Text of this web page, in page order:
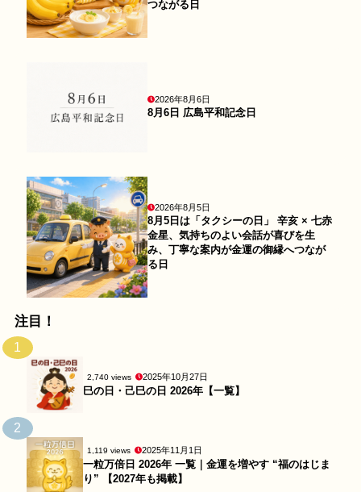
つながる日
2026年8月6日
8月6日 広島平和記念日
2026年8月5日
8月5日は「タクシーの日」 辛亥 × 七赤
金星、気持ちのよい会話が喜びを生
み、丁寧な案内が金運の御縁へつなが
る日
注目！
1
2,740 views 2025年10月27日
巳の日・己巳の日 2026年【一覧】
2
1,119 views 2025年11月1日
一粒万倍日 2026年 一覧｜金運を増やす “福のはじま
り” 【2027年も掲載】